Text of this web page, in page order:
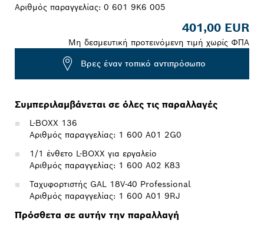
Αριθμός παραγγελίας: 0 601 9K6 005
401,00 EUR
Μη δεσμευτική προτεινόμενη τιμή χωρίς ΦΠΑ
Βρες έναν τοπικό αντιπρόσωπο
Συμπεριλαμβάνεται σε όλες τις παραλλαγές
L-BOXX 136
Αριθμός παραγγελίας: 1 600 A01 2G0
1/1 ένθετο L-BOXX για εργαλείο
Αριθμός παραγγελίας: 1 600 A02 K83
Ταχυφορτιστής GAL 18V-40 Professional
Αριθμός παραγγελίας: 1 600 A01 9RJ
Πρόσθετα σε αυτήν την παραλλαγή